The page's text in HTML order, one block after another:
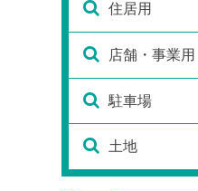
住居用
店舗・事業用
駐車場
土地